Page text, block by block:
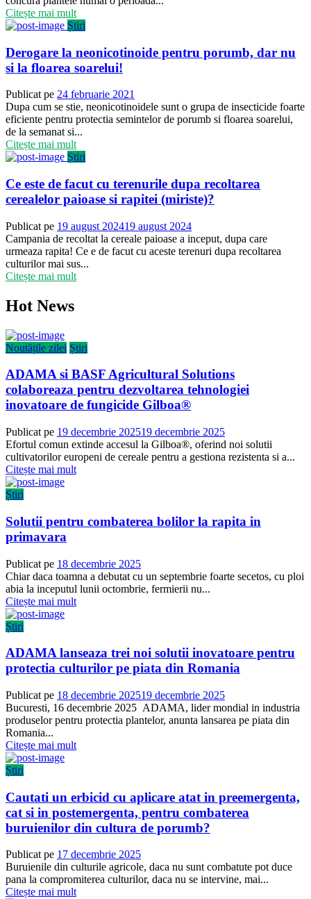
Citește mai mult
Știri
Derogare la neonicotinoide pentru porumb, dar nu
si la floarea soarelui!
Publicat pe 24 februarie 2021
Dupa cum se stie, neonicotinoidele sunt o grupa de insecticide foarte
eficiente pentru protectia semintelor de porumb si floarea soarelui,
de la semanat si...
Citește mai mult
Știri
Ce este de facut cu terenurile dupa recoltarea
cerealelor paioase si rapitei (miriste)?
Publicat pe 19 august 202419 august 2024
Campania de recoltat la cereale paioase a inceput, dupa care
urmeaza rapita! Ce e de facut cu aceste terenuri dupa recoltarea
culturilor mai sus...
Citește mai mult
Hot News
Noutățile zilei Știri
ADAMA si BASF Agricultural Solutions
colaboreaza pentru dezvoltarea tehnologiei
inovatoare de fungicide Gilboa®
Publicat pe 19 decembrie 202519 decembrie 2025
Efortul comun extinde accesul la Gilboa®, oferind noi solutii
cultivatorilor europeni de cereale pentru a gestiona rezistenta si a...
Citește mai mult
Știri
Solutii pentru combaterea bolilor la rapita in
primavara
Publicat pe 18 decembrie 2025
Chiar daca toamna a debutat cu un septembrie foarte secetos, cu ploi
abia la inceputul lunii octombrie, fermierii nu...
Citește mai mult
Știri
ADAMA lanseaza trei noi solutii inovatoare pentru
protectia culturilor pe piata din Romania
Publicat pe 18 decembrie 202519 decembrie 2025
Bucuresti, 16 decembrie 2025 ADAMA, lider mondial in industria
produselor pentru protectia plantelor, anunta lansarea pe piata din
Romania...
Citește mai mult
Știri
Cautati un erbicid cu aplicare atat in preemergenta,
cat si in postemergenta, pentru combaterea
buruienilor din cultura de porumb?
Publicat pe 17 decembrie 2025
Buruienile din culturile agricole, daca nu sunt combatute pot duce
pana la compromiterea culturilor, daca nu se intervine, mai...
Citește mai mult